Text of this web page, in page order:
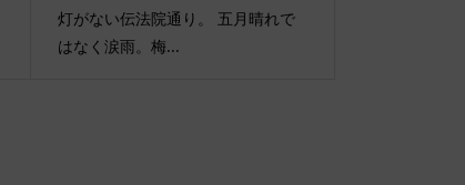
灯がない伝法院通り。 五月晴れで
はなく涙雨。梅...